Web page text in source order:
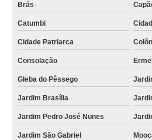
Brás
Catumbi
Cidade Patriarca
Consolação
Gleba do Pêssego
Jardim Brasília
Jardim Pedro José Nunes
Jardim São Gabriel